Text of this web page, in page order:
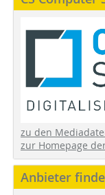
zu den
zur Homepage der
Anbieter